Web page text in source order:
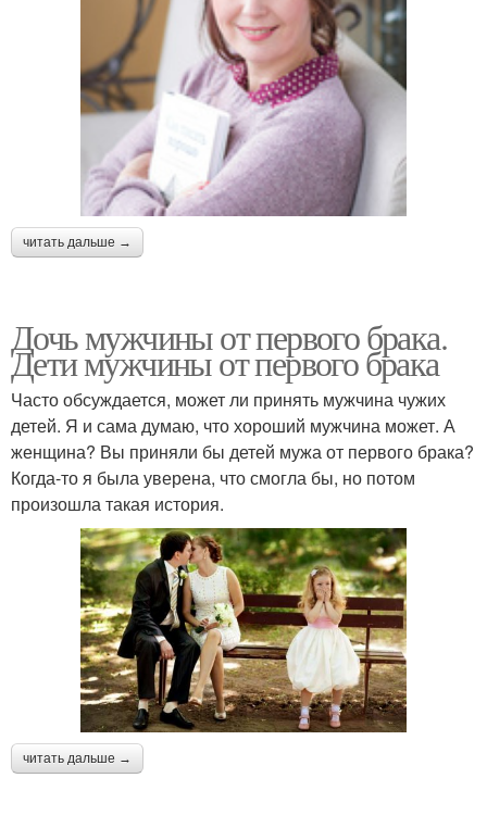
читать дальше →
Дочь мужчины от первого брака.
Дети мужчины от первого брака
Часто обсуждается, может ли принять мужчина чужих
детей. Я и сама думаю, что хороший мужчина может. А
женщина? Вы приняли бы детей мужа от первого брака?
Когда-то я была уверена, что смогла бы, но потом
произошла такая история.
читать дальше →